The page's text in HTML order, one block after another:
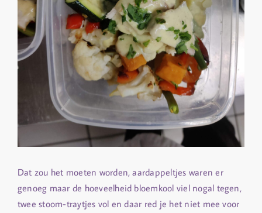
Dat zou het moeten worden, aardappeltjes waren er
genoeg maar de hoeveelheid bloemkool viel nogal tegen,
twee stoom-traytjes vol en daar red je het niet mee voor